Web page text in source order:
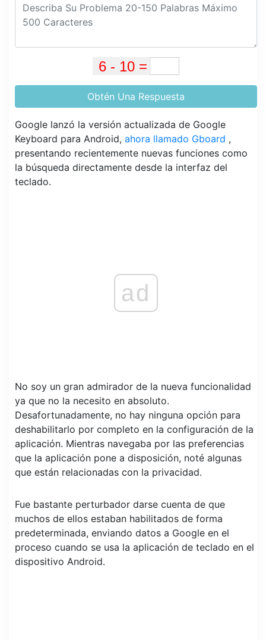
Obtén Una Respuesta
Google lanzó la versión actualizada de Google
Keyboard para Android, ahora llamado Gboard ,
presentando recientemente nuevas funciones como
la búsqueda directamente desde la interfaz del
teclado.
ad
No soy un gran admirador de la nueva funcionalidad
ya que no la necesito en absoluto.
Desafortunadamente, no hay ninguna opción para
deshabilitarlo por completo en la configuración de la
aplicación. Mientras navegaba por las preferencias
que la aplicación pone a disposición, noté algunas
que están relacionadas con la privacidad.
Fue bastante perturbador darse cuenta de que
muchos de ellos estaban habilitados de forma
predeterminada, enviando datos a Google en el
proceso cuando se usa la aplicación de teclado en el
dispositivo Android.